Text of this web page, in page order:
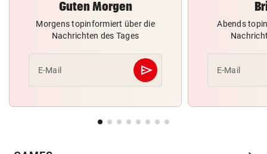
Guten Morgen
Morgens topinformiert über die
Nachrichten des Tages
E-Mail send
Abschicken
Abends
E-Mail